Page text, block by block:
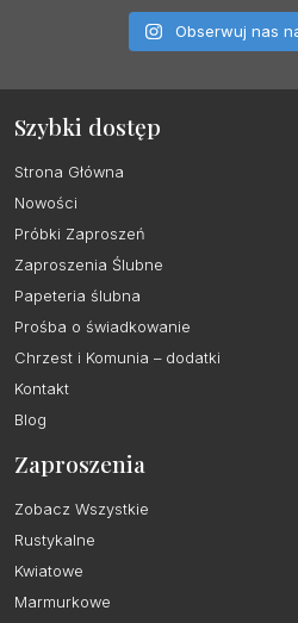
Obserwuj nas
Szybki dostęp
Strona Główna
Nowości
Próbki Zaproszeń
Zaproszenia Ślubne
Papeteria ślubna
Prośba o świadkowanie
Chrzest i Komunia – dodatki
Kontakt
Blog
Zaproszenia
Zobacz Wszystkie
Rustykalne
Kwiatowe
Marmurkowe